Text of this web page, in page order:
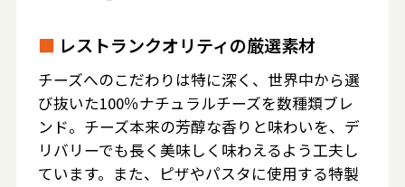
■ レストランクオリティの厳選素材
チーズへのこだわりは特に深く、世界中から選
び抜いた100％ナチュラルチーズを数種類ブレ
ンド。チーズ本来の芳醇な香りと味わいを、デ
リバリーでも長く美味しく味わえるよう工夫し
ています。また、ピザやパスタに使用する特製